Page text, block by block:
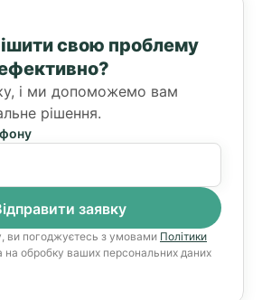
свою проблему
і ми допоможемо вам
рішення.
ви погоджуєтесь з умовами Політики
на обробку ваших персональних даних